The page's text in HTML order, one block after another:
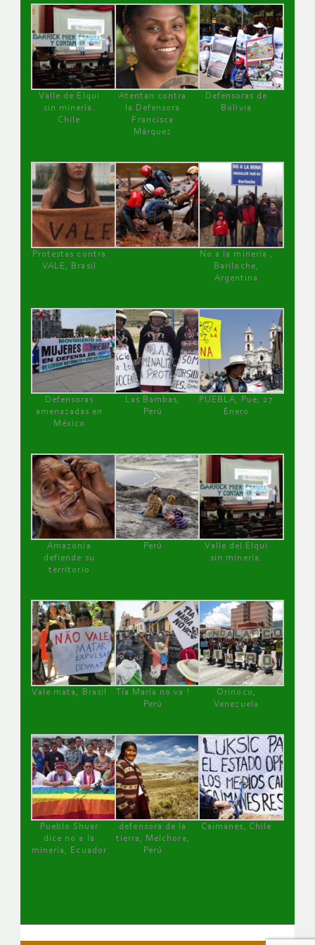
Valle de Elqui
sin minería.
Chile
Atentan contra
la Defensora
Francisca
Márquez
Defensoras de
Bolivia
Protestas contra
VALE, Brasil
No a la minería ,
Bariloche,
Argentina
Defensoras
amenazadas en
México
Las Bambas,
Perú
PUEBLA, Pue, 27
Enero
Amazonía
defiende su
territorio
Perú
Valle del Elqui
sin minería.
Vale mata, Brasil
Tía María no va !
Perú
Orinoco,
Venezuela
Pueblo Shuar
dice no a la
minería, Ecuador
defensora de la
tierra, Melchora,
Perú
Caimanes, Chile